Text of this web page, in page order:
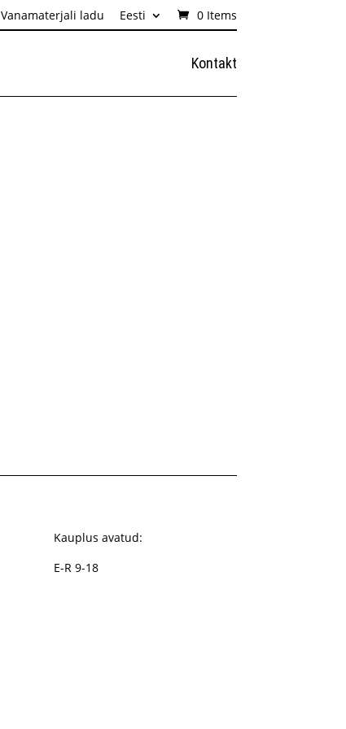
Vanamaterjali ladu Eesti 0 Items
Kontakt
Kauplus avatud:
E-R 9-18